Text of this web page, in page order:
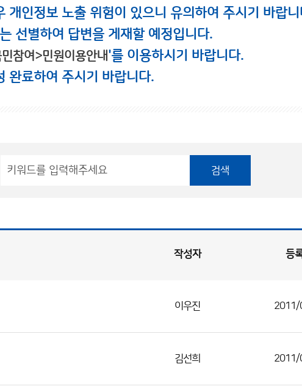
인정보 노출 위험이 있으니 유의하여 주시기 바랍니
선별하여 답변을 게재할 예정입니다.
참여>민원이용안내'를 이용하시기 바랍니다.
완료하여 주시기 바랍니다.
검색
작성자 등
이우진 2011/
김선희 2011/